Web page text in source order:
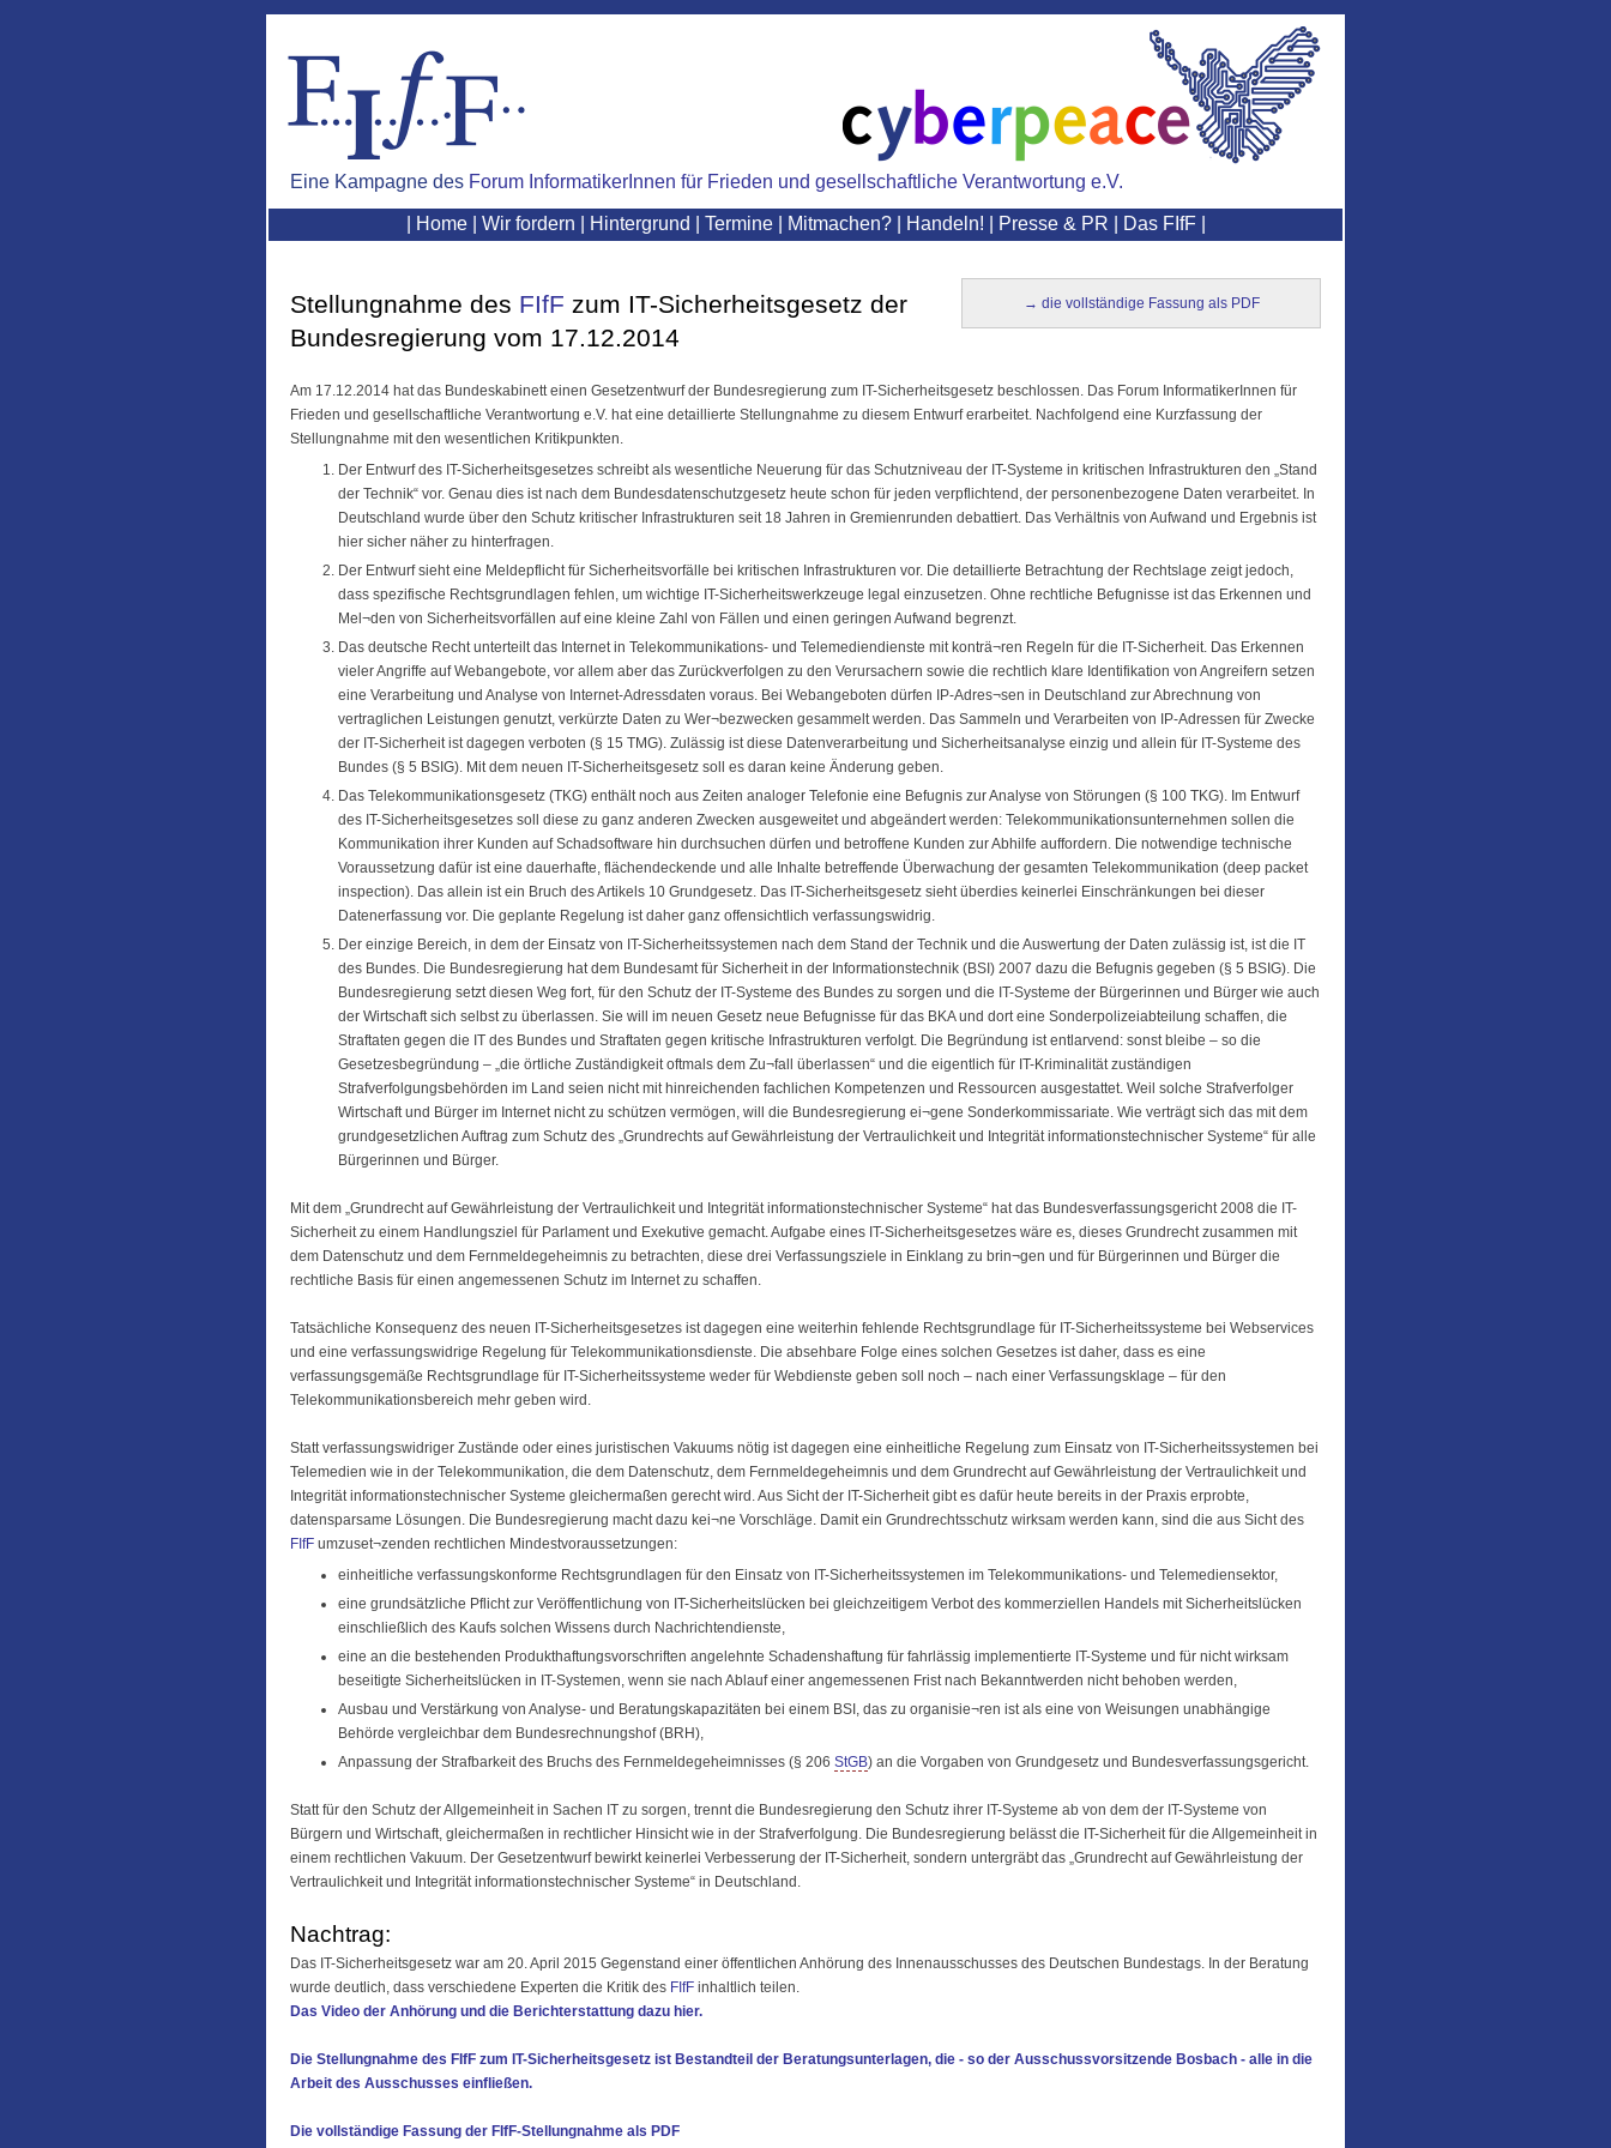
Eine Kampagne des Forum InformatikerInnen für Frieden und gesellschaftliche Verantwortung e.V.
Home| Wir fordern Hintergrund Termine| Mitmachen?| Handeln! Presse & PR Das FIfF|
→ die vollständige Fassung als PDF
Stellungnahme des FIfF zum IT-Sicherheitsgesetz der
Bundesregierung vom 17.12.2014
Am 17.12.2014 hat das Bundeskabinett einen Gesetzentwurf der Bundesregierung zum IT-Sicherheitsgesetz beschlossen. Das Forum InformatikerInnen für
Frieden und gesellschaftliche Verantwortung e.V. hat eine detaillierte Stellungnahme zu diesem Entwurf erarbeitet. Nachfolgend eine Kurzfassung der
Stellungnahme mit den wesentlichen Kritikpunkten.
Der Entwurf des IT-Sicherheitsgesetzes schreibt als wesentliche Neuerung für das Schutzniveau der IT-Systeme in kritischen Infrastrukturen den „Stand
der Technik“ vor. Genau dies ist nach dem Bundesdatenschutzgesetz heute schon für jeden verpflichtend, der personenbezogene Daten verarbeitet. In
Deutschland wurde über den Schutz kritischer Infrastrukturen seit 18 Jahren in Gremienrunden debattiert. Das Verhältnis von Aufwand und Ergebnis ist
hier sicher näher zu hinterfragen.
Der Entwurf sieht eine Meldepflicht für Sicherheitsvorfälle bei kritischen Infrastrukturen vor. Die detaillierte Betrachtung der Rechtslage zeigt jedoch,
dass spezifische Rechtsgrundlagen fehlen, um wichtige IT-Sicherheitswerkzeuge legal einzusetzen. Ohne rechtliche Befugnisse ist das Erkennen und
Mel¬den von Sicherheitsvorfällen auf eine kleine Zahl von Fällen und einen geringen Aufwand begrenzt.
Das deutsche Recht unterteilt das Internet in Telekommunikations- und Telemediendienste mit konträ¬ren Regeln für die IT-Sicherheit. Das Erkennen
vieler Angriffe auf Webangebote, vor allem aber das Zurückverfolgen zu den Verursachern sowie die rechtlich klare Identifikation von Angreifern setzen
eine Verarbeitung und Analyse von Internet-Adressdaten voraus. Bei Webangeboten dürfen IP-Adres¬sen in Deutschland zur Abrechnung von
vertraglichen Leistungen genutzt, verkürzte Daten zu Wer¬bezwecken gesammelt werden. Das Sammeln und Verarbeiten von IP-Adressen für Zwecke
der IT-Sicherheit ist dagegen verboten (§ 15 TMG). Zulässig ist diese Datenverarbeitung und Sicherheitsanalyse einzig und allein für IT-Systeme des
Bundes (§ 5 BSIG). Mit dem neuen IT-Sicherheitsgesetz soll es daran keine Änderung geben.
Das Telekommunikationsgesetz (TKG) enthält noch aus Zeiten analoger Telefonie eine Befugnis zur Analyse von Störungen (§ 100 TKG). Im Entwurf
des IT-Sicherheitsgesetzes soll diese zu ganz anderen Zwecken ausgeweitet und abgeändert werden: Telekommunikationsunternehmen sollen die
Kommunikation ihrer Kunden auf Schadsoftware hin durchsuchen dürfen und betroffene Kunden zur Abhilfe auffordern. Die notwendige technische
Voraussetzung dafür ist eine dauerhafte, flächendeckende und alle Inhalte betreffende Überwachung der gesamten Telekommunikation (deep packet
inspection). Das allein ist ein Bruch des Artikels 10 Grundgesetz. Das IT-Sicherheitsgesetz sieht überdies keinerlei Einschränkungen bei dieser
Datenerfassung vor. Die geplante Regelung ist daher ganz offensichtlich verfassungswidrig.
Der einzige Bereich, in dem der Einsatz von IT-Sicherheitssystemen nach dem Stand der Technik und die Auswertung der Daten zulässig ist, ist die IT
des Bundes. Die Bundesregierung hat dem Bundesamt für Sicherheit in der Informationstechnik (BSI) 2007 dazu die Befugnis gegeben (§ 5 BSIG). Die
Bundesregierung setzt diesen Weg fort, für den Schutz der IT-Systeme des Bundes zu sorgen und die IT-Systeme der Bürgerinnen und Bürger wie auch
der Wirtschaft sich selbst zu überlassen. Sie will im neuen Gesetz neue Befugnisse für das BKA und dort eine Sonderpolizeiabteilung schaffen, die
Straftaten gegen die IT des Bundes und Straftaten gegen kritische Infrastrukturen verfolgt. Die Begründung ist entlarvend: sonst bleibe – so die
Gesetzesbegründung – „die örtliche Zuständigkeit oftmals dem Zu¬fall überlassen“ und die eigentlich für IT-Kriminalität zuständigen
Strafverfolgungsbehörden im Land seien nicht mit hinreichenden fachlichen Kompetenzen und Ressourcen ausgestattet. Weil solche Strafverfolger
Wirtschaft und Bürger im Internet nicht zu schützen vermögen, will die Bundesregierung ei¬gene Sonderkommissariate. Wie verträgt sich das mit dem
grundgesetzlichen Auftrag zum Schutz des „Grundrechts auf Gewährleistung der Vertraulichkeit und Integrität informationstechnischer Systeme“ für alle
Bürgerinnen und Bürger.
Mit dem „Grundrecht auf Gewährleistung der Vertraulichkeit und Integrität informationstechnischer Systeme“ hat das Bundesverfassungsgericht 2008 die IT-
Sicherheit zu einem Handlungsziel für Parlament und Exekutive gemacht. Aufgabe eines IT-Sicherheitsgesetzes wäre es, dieses Grundrecht zusammen mit
dem Datenschutz und dem Fernmeldegeheimnis zu betrachten, diese drei Verfassungsziele in Einklang zu brin¬gen und für Bürgerinnen und Bürger die
rechtliche Basis für einen angemessenen Schutz im Internet zu schaffen.
Tatsächliche Konsequenz des neuen IT-Sicherheitsgesetzes ist dagegen eine weiterhin fehlende Rechtsgrundlage für IT-Sicherheitssysteme bei Webservices
und eine verfassungswidrige Regelung für Telekommunikationsdienste. Die absehbare Folge eines solchen Gesetzes ist daher, dass es eine
verfassungsgemäße Rechtsgrundlage für IT-Sicherheitssysteme weder für Webdienste geben soll noch – nach einer Verfassungsklage – für den
Telekommunikationsbereich mehr geben wird.
Statt verfassungswidriger Zustände oder eines juristischen Vakuums nötig ist dagegen eine einheitliche Regelung zum Einsatz von IT-Sicherheitssystemen bei
Telemedien wie in der Telekommunikation, die dem Datenschutz, dem Fernmeldegeheimnis und dem Grundrecht auf Gewährleistung der Vertraulichkeit und
Integrität informationstechnischer Systeme gleichermaßen gerecht wird. Aus Sicht der IT-Sicherheit gibt es dafür heute bereits in der Praxis erprobte,
datensparsame Lösungen. Die Bundesregierung macht dazu kei¬ne Vorschläge. Damit ein Grundrechtsschutz wirksam werden kann, sind die aus Sicht des
FIfF umzuset¬zenden rechtlichen Mindestvoraussetzungen:
einheitliche verfassungskonforme Rechtsgrundlagen für den Einsatz von IT-Sicherheitssystemen im Telekommunikations- und Telemediensektor,
eine grundsätzliche Pflicht zur Veröffentlichung von IT-Sicherheitslücken bei gleichzeitigem Verbot des kommerziellen Handels mit Sicherheitslücken
einschließlich des Kaufs solchen Wissens durch Nachrichtendienste,
eine an die bestehenden Produkthaftungsvorschriften angelehnte Schadenshaftung für fahrlässig implementierte IT-Systeme und für nicht wirksam
beseitigte Sicherheitslücken in IT-Systemen, wenn sie nach Ablauf einer angemessenen Frist nach Bekanntwerden nicht behoben werden,
Ausbau und Verstärkung von Analyse- und Beratungskapazitäten bei einem BSI, das zu organisie¬ren ist als eine von Weisungen unabhängige
Behörde vergleichbar dem Bundesrechnungshof (BRH),
Anpassung der Strafbarkeit des Bruchs des Fernmeldegeheimnisses (§ 206 StGB) an die Vorgaben von Grundgesetz und Bundesverfassungsgericht.
Statt für den Schutz der Allgemeinheit in Sachen IT zu sorgen, trennt die Bundesregierung den Schutz ihrer IT-Systeme ab von dem der IT-Systeme von
Bürgern und Wirtschaft, gleichermaßen in rechtlicher Hinsicht wie in der Strafverfolgung. Die Bundesregierung belässt die IT-Sicherheit für die Allgemeinheit in
einem rechtlichen Vakuum. Der Gesetzentwurf bewirkt keinerlei Verbesserung der IT-Sicherheit, sondern untergräbt das „Grundrecht auf Gewährleistung der
Vertraulichkeit und Integrität informationstechnischer Systeme“ in Deutschland.
Nachtrag:
Das IT-Sicherheitsgesetz war am 20. April 2015 Gegenstand einer öffentlichen Anhörung des Innenausschusses des Deutschen Bundestags. In der Beratung
wurde deutlich, dass verschiedene Experten die Kritik des FIfF inhaltlich teilen.
Das Video der Anhörung und die Berichterstattung dazu hier.
Die Stellungnahme des FIfF zum IT-Sicherheitsgesetz ist Bestandteil der Beratungsunterlagen, die - so der Ausschussvorsitzende Bosbach - alle in die
Arbeit des Ausschusses einfließen.
Die vollständige Fassung der FIfF-Stellungnahme als PDF